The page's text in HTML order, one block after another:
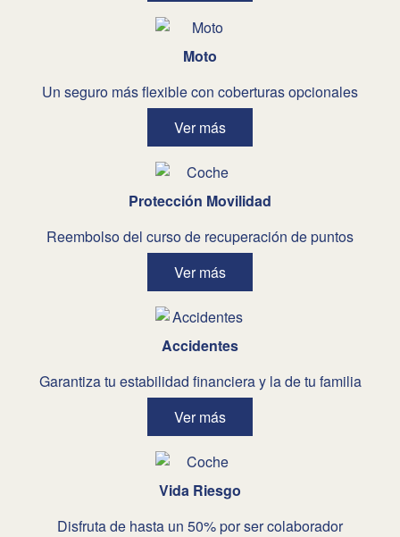
Moto
Un seguro más flexible con coberturas opcionales
Ver más
Protección Movilidad
Reembolso del curso de recuperación de puntos
Ver más
Accidentes
Garantiza tu estabilidad financiera y la de tu familia
Ver más
Vida Riesgo
Disfruta de hasta un 50% por ser colaborador